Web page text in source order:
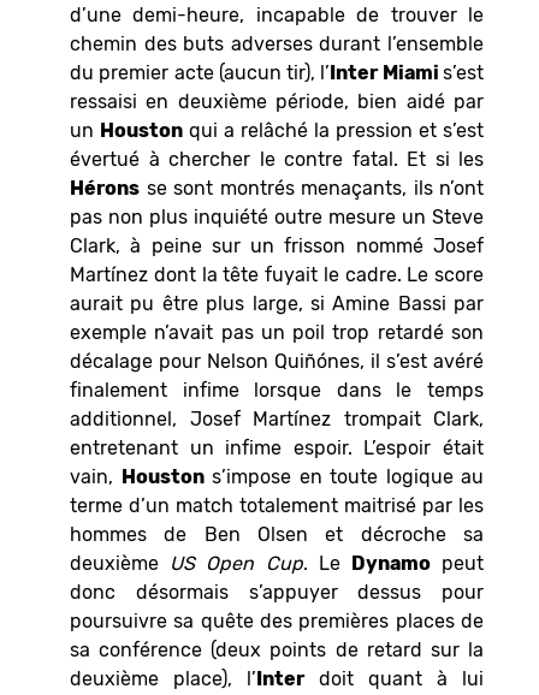
d’une demi-heure, incapable de trouver le
chemin des buts adverses durant l’ensemble
du premier acte (aucun tir), l’ Inter Miamis’est
ressaisi en deuxième période, bien aidé par
un Houston qui a relâché la pression et s’est
évertué à chercher le contre fatal. Et si les
Hérons se sont montrés menaçants, ils n’ont
pas non plus inquiété outre mesure un Steve
Clark, à peine sur un frisson nommé Josef
Martínez dont la tête fuyait le cadre. Le score
aurait pu être plus large, si Amine Bassi par
exemple n’avait pas un poil trop retardé son
décalage pour Nelson Quiñónes, il s’est avéré
finalement infime lorsque dans le temps
additionnel, Josef Martínez trompait Clark,
entretenant un infime espoir. L’espoir était
vain,
Houstons’impose en toute logique au
terme d’un match totalement maitrisé par les
hommes de Ben Olsen et décroche sa
deuxième US Open Cup. Le Dynamopeut
donc désormais s’appuyer dessus pour
poursuivre sa quête des premières places de
sa conférence (deux points de retard sur la
deuxième place), l’ Interdoit quant à lui